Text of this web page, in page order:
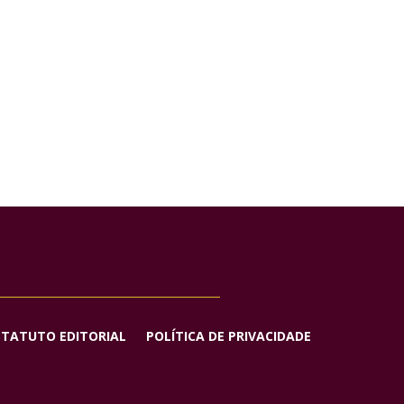
EDITORIAL POLÍTICA DE PRIVACIDADE